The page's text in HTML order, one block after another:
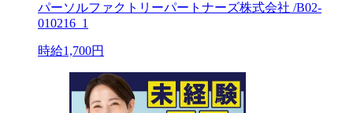
パーソルファクトリーパートナーズ株式会社 /B02-
010216_1
時給1,700円